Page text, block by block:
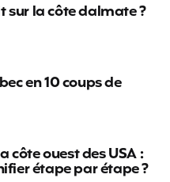
sur la côte dalmate ?
en 10 coups de
côte ouest des USA :
étape par étape ?